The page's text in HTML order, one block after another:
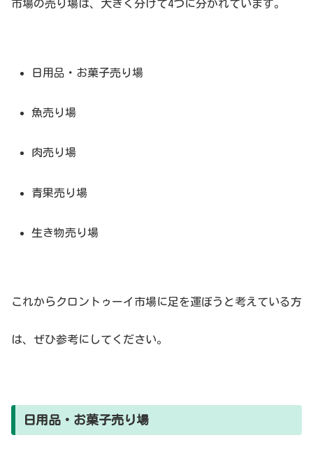
市場の売り場は、大きく分けて4つに分かれています。
日用品・お菓子売り場
魚売り場
肉売り場
青果売り場
生き物売り場
これからクロントゥーイ市場に足を運ぼうと考えている方
は、ぜひ参考にしてください。
日用品・お菓子売り場